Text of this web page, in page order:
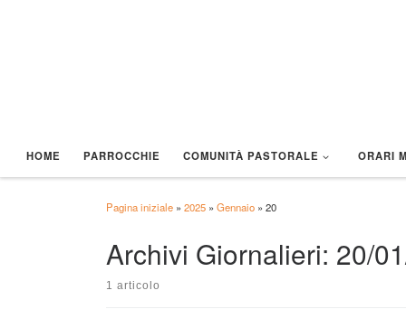
HOME PARROCCHIE COMUNITÀ PASTORALE ORARI
Pagina iniziale » 2025 » Gennaio » 20
Archivi Giornalieri: 20/
1 articolo